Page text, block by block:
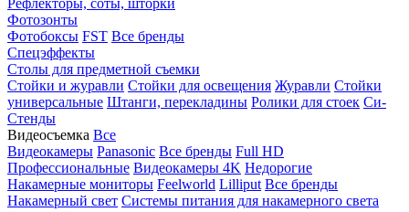
Рефлекторы, соты, шторки
Фотозонты
Фотобоксы FST Все бренды
Спецэффекты
Столы для предметной съемки
Стойки и журавли Стойки для освещения Журавли Стойки
универсальные Штанги, перекладины Ролики для стоек Си-
Стенды
Видеосъемка Все
Видеокамеры Panasonic Все бренды Full HD
Профессиональные Видеокамеры 4K Недорогие
Накамерные мониторы Feelworld Lilliput Все бренды
Накамерный свет Системы питания для накамерного света